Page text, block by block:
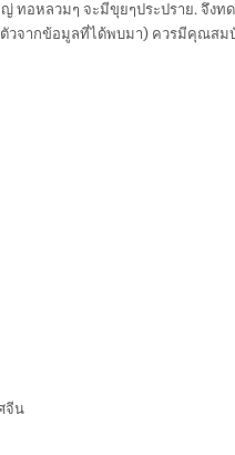
ทอหลวมๆ จะมีขุยๆประปราย. จึงท
วจากข้อมูลที่ได้พบมา) ควรมีคุณสม
จีน